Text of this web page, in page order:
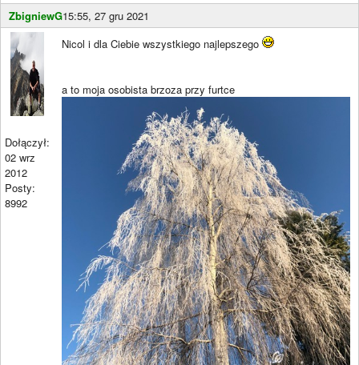
ZbigniewG15:55, 27 gru 2021
Dołączył:
02 wrz
2012
Posty:
8992
Nicol i dla Ciebie wszystkiego najlepszego
a to moja osobista brzoza przy furtce